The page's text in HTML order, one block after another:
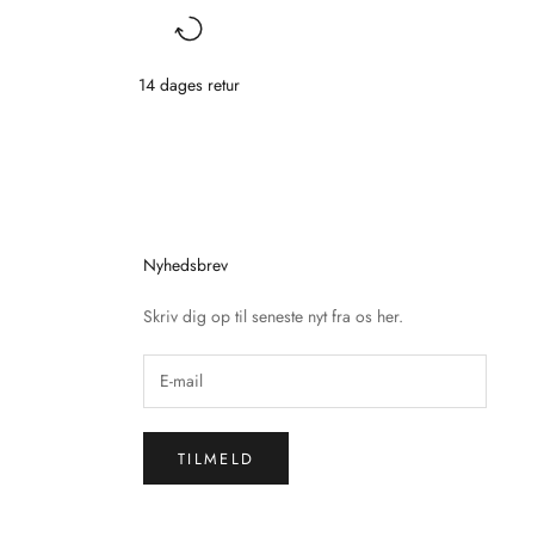
14 dages retur
Nyhedsbrev
Skriv dig op til seneste nyt fra os her.
TILMELD